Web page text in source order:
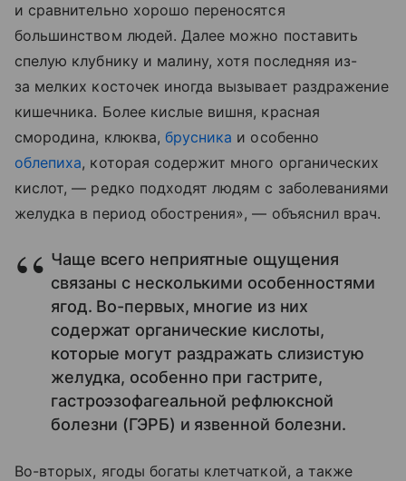
и сравнительно хорошо переносятся
большинством людей. Далее можно поставить
спелую клубнику и малину, хотя последняя из-
за мелких косточек иногда вызывает раздражение
кишечника. Более кислые вишня, красная
смородина, клюква, брусника и особенно
облепиха, которая содержит много органических
кислот, — редко подходят людям с заболеваниями
желудка в период обострения», — объяснил врач.
Чаще всего неприятные ощущения
связаны с несколькими особенностями
ягод. Во-первых, многие из них
содержат органические кислоты,
которые могут раздражать слизистую
желудка, особенно при гастрите,
гастроэзофагеальной рефлюксной
болезни (ГЭРБ) и язвенной болезни.
Во-вторых, ягоды богаты клетчаткой, а также